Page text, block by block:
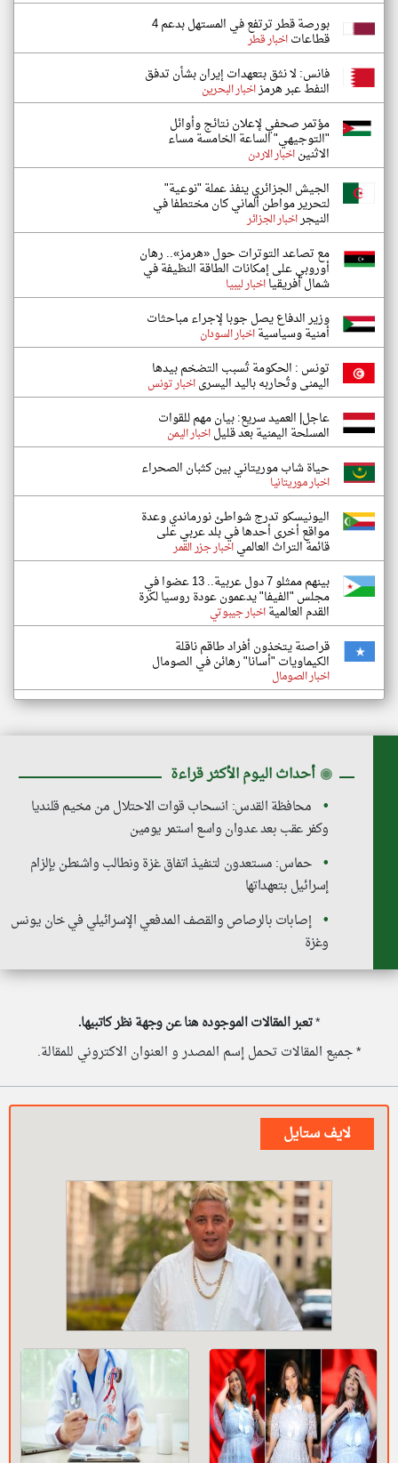
بورصة قطر ترتفع في المستهل بدعم 4
قطاعاتاخبار قطر
فانس: لا نثق بتعهدات إيران بشأن تدفق
النفط عبر هرمزاخبار البحرين
مؤتمر صحفي لإعلان نتائج وأوائل
"التوجيهي" الساعة الخامسة مساء
الاثنيناخبار الاردن
الجيش الجزائري ينفذ عملة "نوعية"
لتحرير مواطن ألماني كان مختطفا في
النيجراخبار الجزائر
مع تصاعد التوترات حول «هرمز».. رهان
أوروبي على إمكانات الطاقة النظيفة في
شمال أفريقيااخبار ليبيا
وزير الدفاع يصل جوبا لإجراء مباحثات
أمنية وسياسيةاخبار السودان
تونس : الحكومة تُسبب التضخم بيدها
اليمنى وتُحاربه باليد اليسرىاخبار تونس
عاجل| العميد سريع: بيان مهم للقوات
المسلحة اليمنية بعد قليلاخبار اليمن
حياة شاب موريتاني بين كثبان الصحراء
اخبار موريتانيا
اليونيسكو تدرج شواطئ نورماندي وعدة
مواقع أخرى أحدها في بلد عربي على
قائمة التراث العالمياخبار جزر القمر
بينهم ممثلو 7 دول عربية.. 13 عضوا في
مجلس "الفيفا" يدعمون عودة روسيا لكرة
القدم العالميةاخبار جيبوتي
قراصنة يتخذون أفراد طاقم ناقلة
الكيماويات "أسانا" رهائن في الصومال
اخبار الصومال
◉ أحداث اليوم الأكثر قراءة
محافظة القدس: انسحاب قوات الاحتلال من مخيم قلنديا
وكفر عقب بعد عدوان واسع استمر يومين
حماس: مستعدون لتنفيذ اتفاق غزة ونطالب واشنطن بإلزام
إسرائيل بتعهداتها
إصابات بالرصاص والقصف المدفعي الإسرائيلي في خان يونس
وغزة
*تعبر المقالات الموجوده هنا عن وجهة نظر كاتبيها.
* جميع المقالات تحمل إسم المصدر و العنوان الاكتروني للمقالة.
لايف ستايل